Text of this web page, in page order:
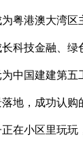
粤港澳大湾区
科技金融、
中国建建第五
地，成功认
在小区里玩玩